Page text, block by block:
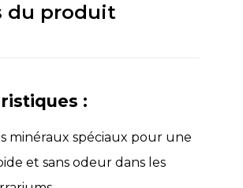
du produit
:
minéraux spéciaux pour une
et sans odeur dans les